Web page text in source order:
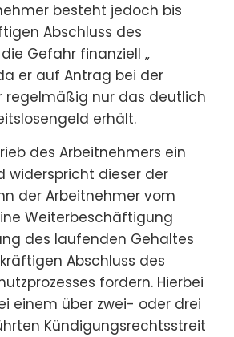
besteht jedoch bis
Abschluss des
Gefahr finanziell „
er auf Antrag bei der
regelmäßig nur das deutlich
erhält.
des Arbeitnehmers ein
widerspricht dieser der
der Arbeitnehmer vom
Weiterbeschäftigung
des laufenden Gehaltes
Abschluss des
fordern. Hierbei
einem über zwei- oder drei
Kündigungsrechtsstreit